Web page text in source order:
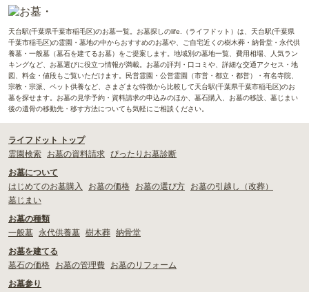
天台駅(千葉県千葉市稲毛区)のお墓一覧。お墓探しのlife.（ライフドット）は、天台駅(千葉県
千葉市稲毛区)の霊園・墓地の中からおすすめのお墓や、ご自宅近くの樹木葬・納骨堂・永代供
養墓・一般墓（墓石を建てるお墓）をご提案します。地域別の墓地一覧、費用相場、人気ラン
キングなど、お墓選びに役立つ情報が満載。お墓の評判・口コミや、詳細な交通アクセス・地
図、料金・値段もご覧いただけます。民営霊園・公営霊園（市営・都立・都営）・有名寺院、
宗教・宗派、ペット供養など、さまざまな特徴から比較して天台駅(千葉県千葉市稲毛区)のお
墓を探せます。お墓の見学予約・資料請求の申込みのほか、墓石購入、お墓の移設、墓じまい
後の遺骨の移動先・移す方法についても気軽にご相談ください。
ライフドット トップ
霊園検索
お墓の資料請求 ぴったりお墓診断
お墓について
はじめてのお墓購入
お墓の価格 お墓の選び方
お墓の引越し（改葬）
墓じまい
お墓の種類
一般墓
永代供養墓 樹木葬 納骨堂
お墓を建てる
墓石の価格
お墓の管理費
お墓のリフォーム
お墓参り